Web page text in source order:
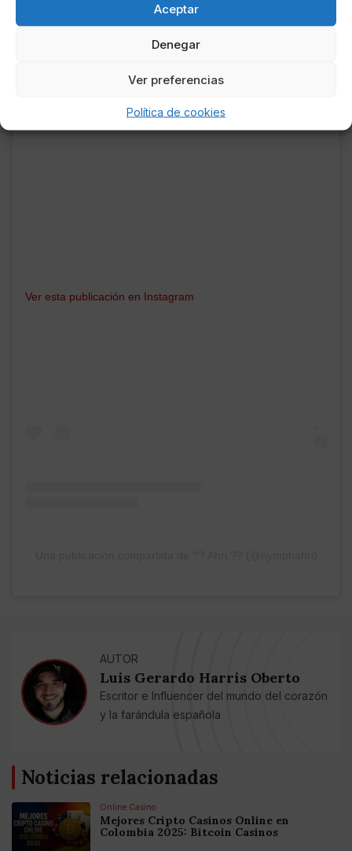
Aceptar
Denegar
Ver preferencias
Política de cookies
original.
Ver esta publicación en Instagram
AUTOR
Luis Gerardo Harris Oberto
Escritor e Influencer del mundo del corazón
y la farándula española
Noticias relacionadas
Online Casino
Mejores Cripto Casinos Online en
Colombia 2025: Bitcoin Casinos